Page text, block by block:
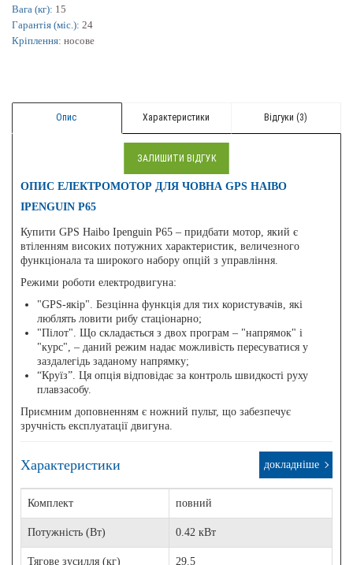
Вага (кг): 15
Гарантія (міс.): 24
Кріплення: носове
ЗАЛИШИТИ ВІДГУК
Опис Характеристики Відгуки (3)
ОПИС ЕЛЕКТРОМОТОР ДЛЯ ЧОВНА GPS HAIBO
IPENGUIN P65
Купити GPS Haibo Ipenguin P65 – придбати мотор, який є
втіленням високих потужних характеристик, величезного
функціонала та широкого набору опцій з управління.
Режими роботи електродвигуна:
"GPS-якір". Безцінна функція для тих користувачів, які
люблять ловити рибу стаціонарно;
"Пілот". Що складається з двох програм – "напрямок" і
"курс", – даний режим надає можливість пересуватися у
заздалегідь заданому напрямку;
“Круїз”. Ця опція відповідає за контроль швидкості руху
плавзасобу.
Приємним доповненням є ножний пульт, що забезпечує
зручність експлуатації двигуна.
Характеристики докладніше
Комплект повний
Потужність (Вт) 0.42 кВт
Тягове зусилля (кг) 29.5